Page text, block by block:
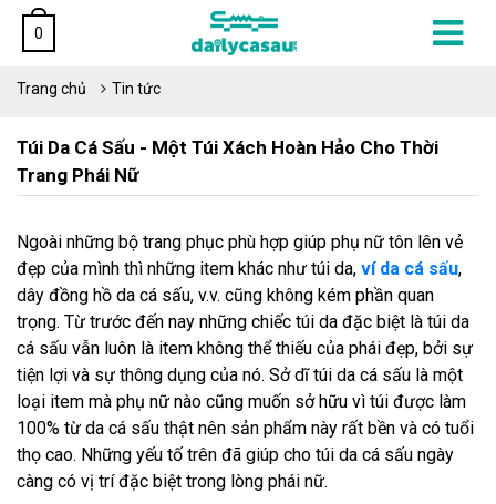
0
Trang chủ Tin tức
Túi Da Cá Sấu - Một Túi Xách Hoàn Hảo Cho Thời
Trang Phái Nữ
Ngoài những bộ trang phục phù hợp giúp phụ nữ tôn lên vẻ
đẹp của mình thì những item khác như túi da, ví da cá sấu,
dây đồng hồ da cá sấu, v.v. cũng không kém phần quan
trọng. Từ trước đến nay những chiếc túi da đặc biệt là túi da
cá sấu vẫn luôn là item không thể thiếu của phái đẹp, bởi sự
tiện lợi và sự thông dụng của nó. Sở dĩ túi da cá sấu là một
loại item mà phụ nữ nào cũng muốn sở hữu vì túi được làm
100% từ da cá sấu thật nên sản phẩm này rất bền và có tuổi
thọ cao. Những yếu tố trên đã giúp cho túi da cá sấu ngày
càng có vị trí đặc biệt trong lòng phái nữ.